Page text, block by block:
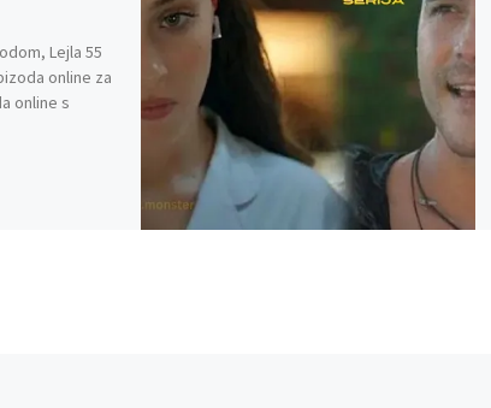
Lejla 55
online za
online s